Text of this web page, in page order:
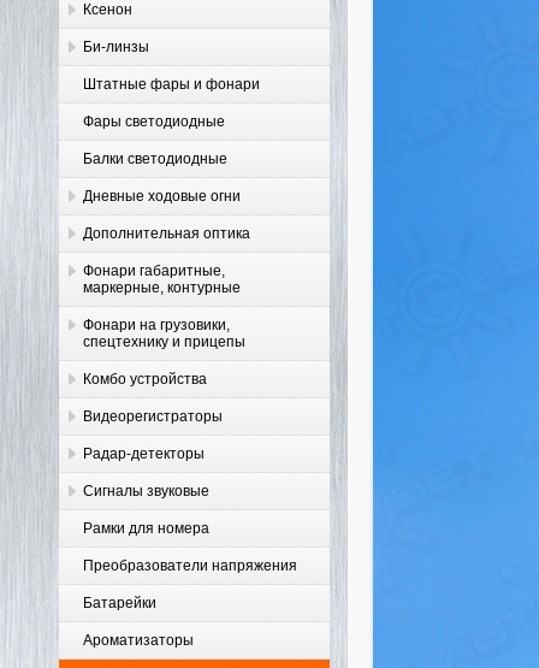
Ксенон
Би-линзы
Штатные фары и фонари
Фары светодиодные
Балки светодиодные
Дневные ходовые огни
Дополнительная оптика
Фонари габаритные,
маркерные, контурные
Фонари на грузовики,
спецтехнику и прицепы
Комбо устройства
Видеорегистраторы
Радар-детекторы
Сигналы звуковые
Рамки для номера
Преобразователи напряжения
Батарейки
Ароматизаторы